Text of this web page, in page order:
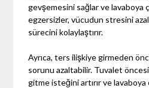
gevşemesini sağlar ve lavaboya
egzersizler, vücudun stresini
sürecini kolaylaştırır.
Ayrıca, ters ilişkiye girmeden
sorunu azaltabilir. Tuvalet
gitme isteğini artırır ve lavaboya